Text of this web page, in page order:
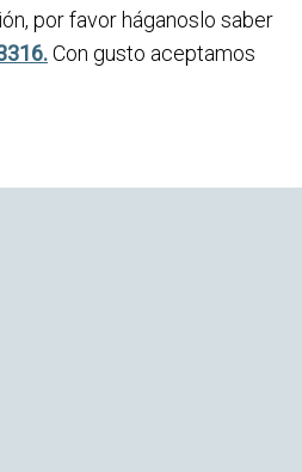
por favor háganoslo saber
Con gusto aceptamos